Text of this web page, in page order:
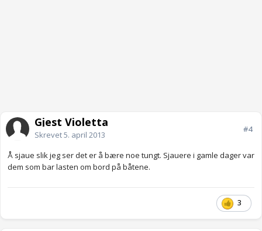
Gjest Violetta
Skrevet5. april 2013
#4
Å sjaue slik jeg ser det er å bære noe tungt. Sjauere i gamle dager var
dem som bar lasten om bord på båtene.
3